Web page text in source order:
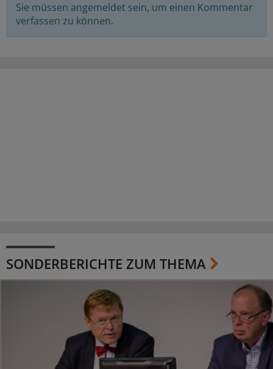
Sie müssen angemeldet sein, um einen Kommentar
verfassen zu können.
SONDERBERICHTE ZUM THEMA